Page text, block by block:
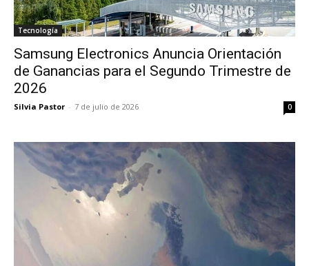
Tecnología
Samsung Electronics Anuncia Orientación
de Ganancias para el Segundo Trimestre de
2026
Silvia Pastor - 7 de julio de 2026 0